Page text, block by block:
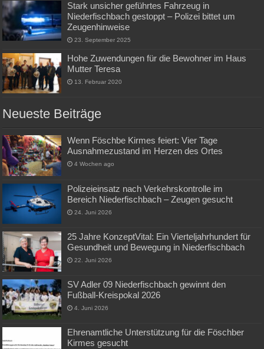
Stark unsicher geführtes Fahrzeug in
Niederfischbach gestoppt – Polizei bittet um
Zeugenhinweise
23. September 2025
Hohe Zuwendungen für die Bewohner im Haus
Mutter Teresa
13. Februar 2020
Neueste Beiträge
Wenn Föschbe Kirmes feiert: Vier Tage
Ausnahmezustand im Herzen des Ortes
4 Wochen ago
Polizeieinsatz nach Verkehrskontrolle im
Bereich Niederfischbach – Zeugen gesucht
24. Juni 2026
25 Jahre KonzeptVital: Ein Vierteljahrhundert für
Gesundheit und Bewegung in Niederfischbach
22. Juni 2026
SV Adler 09 Niederfischbach gewinnt den
Fußball-Kreispokal 2026
4. Juni 2026
Ehrenamtliche Unterstützung für die Föschber
Kirmes gesucht